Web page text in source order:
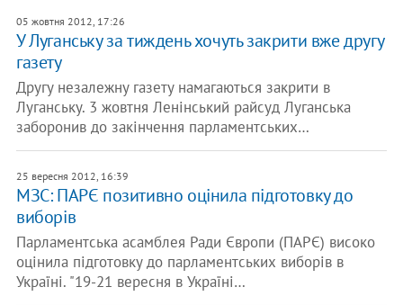
05 жовтня 2012, 17:26
У Луганську за тиждень хочуть закрити вже другу
газету
Другу незалежну газету намагаються закрити в
Луганську. 3 жовтня Ленінський райсуд Луганська
заборонив до закінчення парламентських…
25 вересня 2012, 16:39
МЗС: ПАРЄ позитивно оцінила підготовку до
виборів
Парламентська асамблея Ради Європи (ПАРЄ) високо
оцінила підготовку до парламентських виборів в
Україні. "19-21 вересня в Україні…